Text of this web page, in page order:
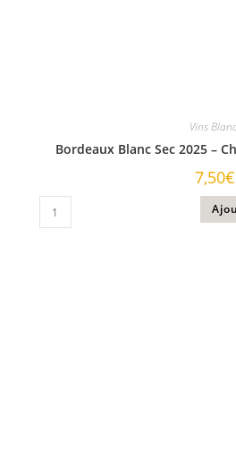
Vins
Bordeaux Blanc Sec 2025 –
7,50€